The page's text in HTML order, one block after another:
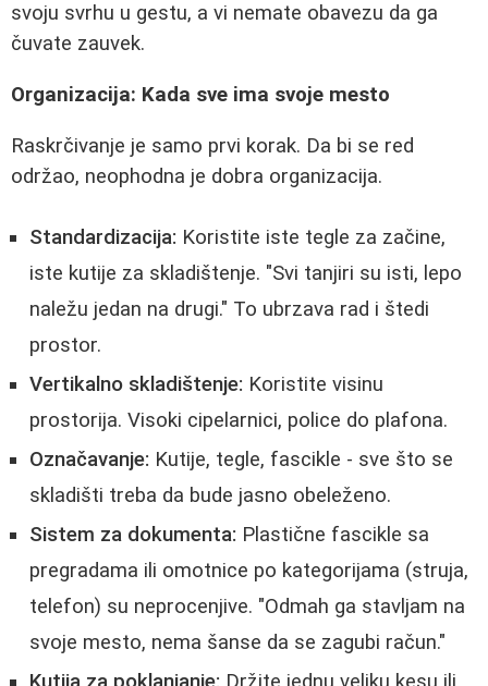
svoju svrhu u gestu, a vi nemate obavezu da ga
čuvate zauvek.
Organizacija: Kada sve ima svoje mesto
Raskrčivanje je samo prvi korak. Da bi se red
održao, neophodna je dobra organizacija.
Standardizacija: Koristite iste tegle za začine,
iste kutije za skladištenje. "Svi tanjiri su isti, lepo
naležu jedan na drugi." To ubrzava rad i štedi
prostor.
Vertikalno skladištenje: Koristite visinu
prostorija. Visoki cipelarnici, police do plafona.
Označavanje: Kutije, tegle, fascikle - sve što se
skladišti treba da bude jasno obeleženo.
Sistem za dokumenta: Plastične fascikle sa
pregradama ili omotnice po kategorijama (struja,
telefon) su neprocenjive. "Odmah ga stavljam na
svoje mesto, nema šanse da se zagubi račun."